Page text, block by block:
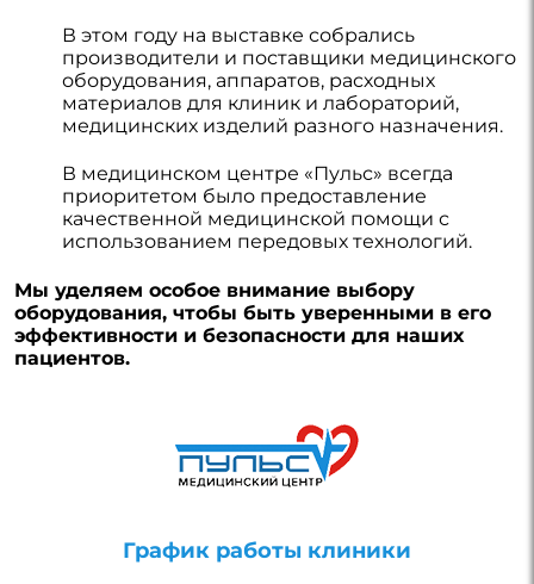
В этом году на выставке собрались
производители и поставщики медицинского
оборудования, аппаратов, расходных
материалов для клиник и лабораторий,
медицинских изделий разного назначения.
В медицинском центре «Пульс» всегда
приоритетом было предоставление
качественной медицинской помощи с
использованием передовых технологий.
Мы уделяем особое внимание выбору
оборудования, чтобы быть уверенными в его
эффективности и безопасности для наших
пациентов.
График работы клиники